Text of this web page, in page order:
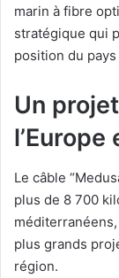
marin à fibre
stratégique qui
position du
Un
l’Europe
Le câble
plus de 8 700
plus grands
région.